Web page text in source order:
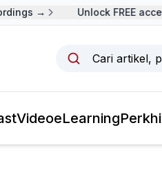
→ Unlock FREE
Cari artikel,
VideoeLearning